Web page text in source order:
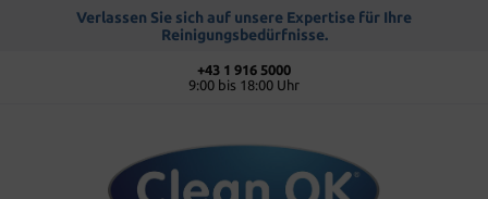
springenVerlassen Sie sich auf unsere Expertise für Ihre
Reinigungsbedürfnisse.
+43 1 916 5000
9:00 bis 18:00 Uhr